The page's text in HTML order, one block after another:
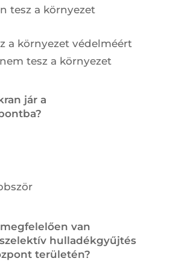
tesz a környezet
a környezet védelméért
tesz a környezet
jár a
van
hulladékgyűjtés
területén?